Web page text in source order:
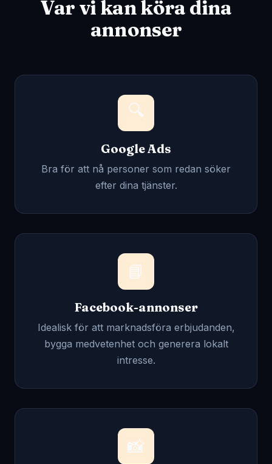
Var vi kan köra dina
annonser
🔍
Google Ads
Bra för att nå personer som redan söker
efter dina tjänster.
📘
Facebook-annonser
Idealisk för att marknadsföra erbjudanden,
bygga medvetenhet och generera lokalt
intresse.
📸